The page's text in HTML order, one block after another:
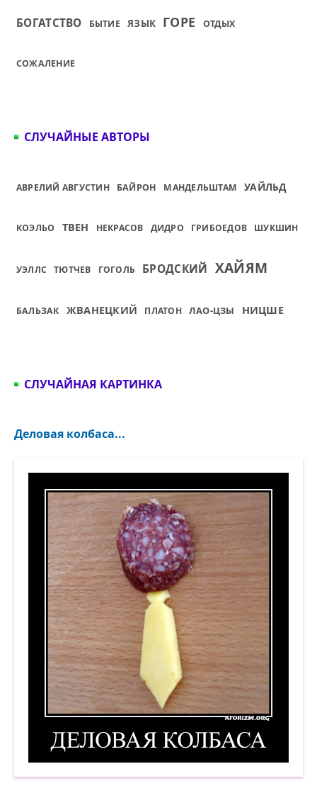
БОГАТСТВО БЫТИЕ ЯЗЫК ГОРЕ ОТДЫХ
СОЖАЛЕНИЕ
СЛУЧАЙНЫЕ АВТОРЫ
АВРЕЛИЙ АВГУСТИН БАЙРОН МАНДЕЛЬШТАМ УАЙЛЬД
КОЭЛЬО ТВЕН НЕКРАСОВ ДИДРО ГРИБОЕДОВ ШУКШИН
УЭЛЛС ТЮТЧЕВ ГОГОЛЬ БРОДСКИЙ ХАЙЯМ
БАЛЬЗАК ЖВАНЕЦКИЙ ПЛАТОН ЛАО-ЦЗЫ НИЦШЕ
СЛУЧАЙНАЯ КАРТИНКА
Деловая колбаса...
Деловая колбаса. Демотиватор